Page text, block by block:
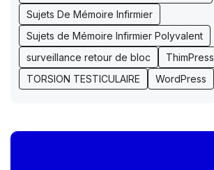
Sujets De Mémoire Infirmier
Sujets de Mémoire Infirmier Polyvalent
surveillance retour de bloc
ThimPress
TORSION TESTICULAIRE
WordPress